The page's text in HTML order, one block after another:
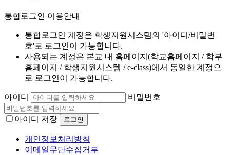
통합로그인 이용안내
통합로그인 계정은 학생지원시스템의 '아이디/비밀번
호'로 로그인이 가능합니다.
사용되는 계정은 본교 내 홈페이지(학교홈페이지 / 학부
홈페이지 / 학생지원시스템 / e-class)에서 동일한 계정으
로 로그인이 가능합니다.
아이디 비밀번호
아이디 저장
개인정보처리방침
이메일무단수집거부